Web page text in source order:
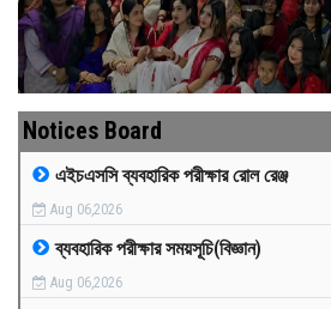
FACULTIES
ACADEMICS
GALLERY
MEDIA
PAYMENT
Notices Board
এইচএসসি ব্যবহারিক পরীক্ষার রোল রেঞ্জ
Aug 06,2026
ব্যবহারিক পরীক্ষার সময়সূচি(বিজ্ঞান)
Aug 06,2026